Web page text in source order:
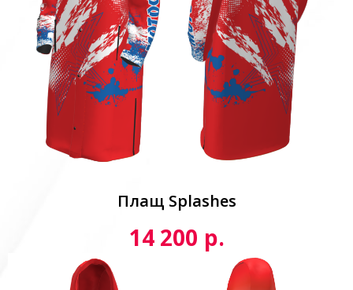
Плащ Splashes
14 200 р.